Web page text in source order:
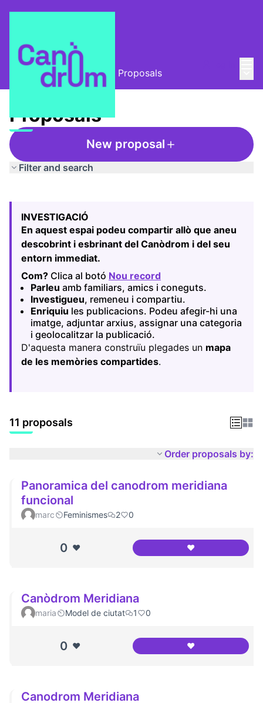
L'Alzina i el Canòdrom Proposals
Proposals
New proposal
Filter and search
−
INVESTIGACIÓ
En aquest espai podeu compartir allò que aneu
descobrint i esbrinant del Canòdrom i del seu
entorn immediat.
Com? Clica al botó Nou record
(Opens in new tab)
Parleu amb familiars, amics i coneguts.
Investigueu, remeneu i compartiu.
Enriquiu les publicacions. Podeu afegir-hi una
imatge, adjuntar arxius, assignar una categoria
i geolocalitzar la publicació.
D'aquesta manera construïu plegades un mapa
de les memòries compartides.
11 proposals
Order proposals by:
Panoramica del canodrom meridiana
funcional
marc Feminismes 2 0
0 ❤️ ❤️Panoramica del
Canòdrom Meridiana
maria Model de ciutat 1 0
0 ❤️ ❤️Canòdrom
Canodrom Meridiana